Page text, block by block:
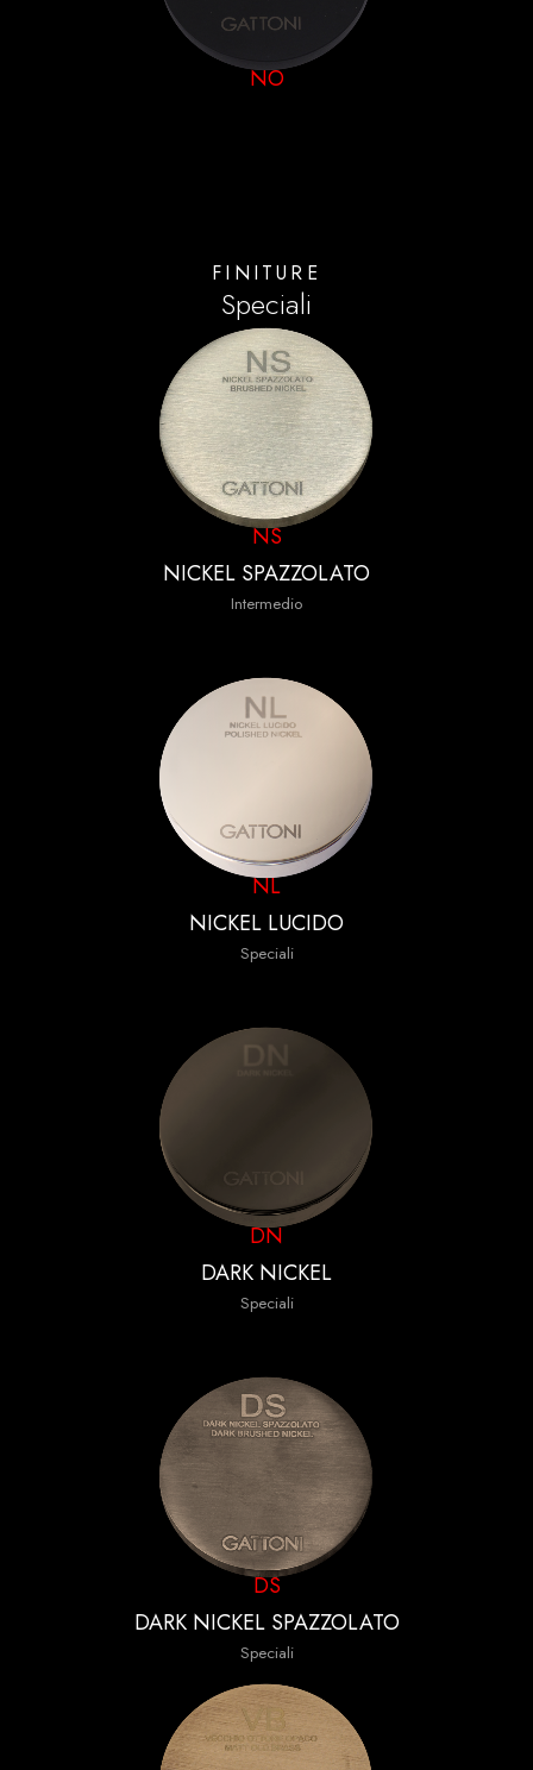
NO
FINITURE
Speciali
NS
NICKEL SPAZZOLATO
Intermedio
NL
NICKEL LUCIDO
Speciali
DN
DARK NICKEL
Speciali
DS
DARK NICKEL SPAZZOLATO
Speciali